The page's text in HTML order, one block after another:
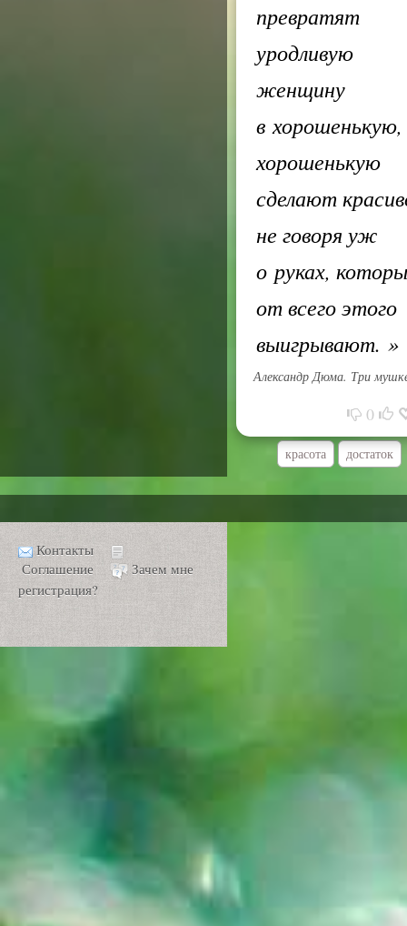
превратят
уродливую
женщину
в
хорошенькую
сделают
не говоря уж
о руках,
от всего этого
выигрывают. »
Александр Дюма. Три
0
красота достаток
Контакты
Соглашение
Зачем мне
регистрация?